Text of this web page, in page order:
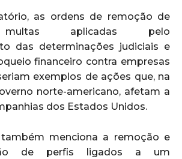
as ordens de remoção de
multas aplicadas pelo
das determinações judiciais e
financeiro contra empresas
exemplos de ações que, na
norte-americano, afetam a
dos Estados Unidos.
menciona a remoção e
de perfis ligados a um